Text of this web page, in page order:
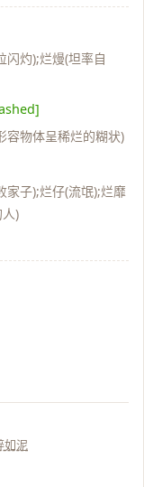
闪灼);烂熳(坦率自
容物体呈稀烂的糊状)
家子);烂仔(流氓);烂靡
)
如泥